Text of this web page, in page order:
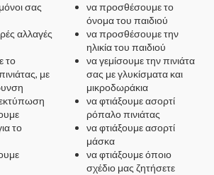
σας
αλλαγές
το
με
εκτύπωση
το
να προσθέσουμε το
όνομα του παιδιού
να προσθέσουμε την
ηλικία του παιδιού
να γεμίσουμε την πινιάτα
σας με γλυκίσματα και
μικροδωράκια
να φτιάξουμε ασορτί
ρόπαλο πινιάτας
να φτιάξουμε ασορτί
μάσκα
να φτιάξουμε όποιο
σχέδιο μας ζητήσετε